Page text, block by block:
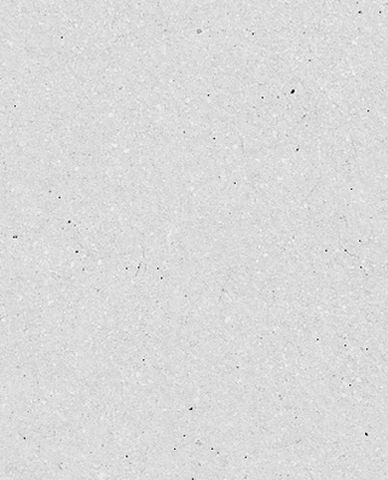
20W-50 LUCAS Heavy Duty Oil Stabilizer
6,490円(税込)